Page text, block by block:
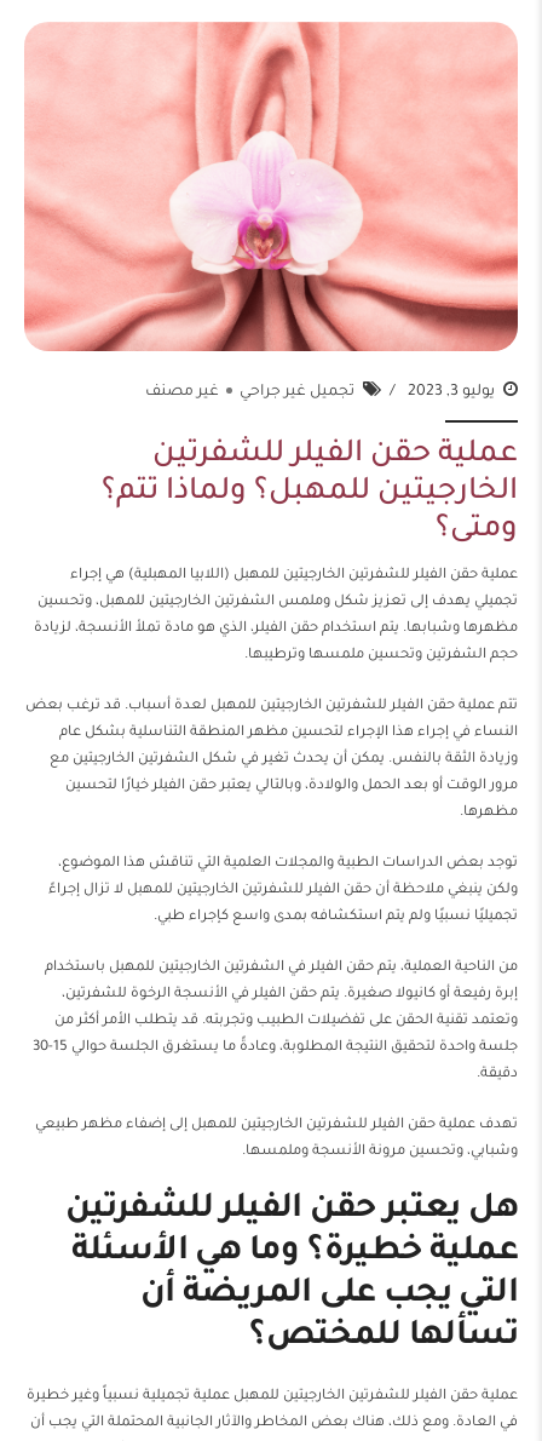
يوليو 3, 2023 تجميل غير جراحي غير مصنف
عملية حقن الفيلر للشفرتين
الخارجيتين للمهبل؟ ولماذا تتم؟
ومتى؟
عملية حقن الفيلر للشفرتين الخارجيتين للمهبل (اللابيا المهبلية) هي إجراء
تجميلي يهدف إلى تعزيز شكل وملمس الشفرتين الخارجيتين للمهبل، وتحسين
مظهرها وشبابها. يتم استخدام حقن الفيلر، الذي هو مادة تملأ الأنسجة، لزيادة
حجم الشفرتين وتحسين ملمسها وترطيبها.
تتم عملية حقن الفيلر للشفرتين الخارجيتين للمهبل لعدة أسباب. قد ترغب بعض
النساء في إجراء هذا الإجراء لتحسين مظهر المنطقة التناسلية بشكل عام
وزيادة الثقة بالنفس. يمكن أن يحدث تغير في شكل الشفرتين الخارجيتين مع
مرور الوقت أو بعد الحمل والولادة، وبالتالي يعتبر حقن الفيلر خيارًا لتحسين
مظهرها.
توجد بعض الدراسات الطبية والمجلات العلمية التي تناقش هذا الموضوع،
ولكن ينبغي ملاحظة أن حقن الفيلر للشفرتين الخارجيتين للمهبل لا تزال إجراءً
تجميليًا نسبيًا ولم يتم استكشافه بمدى واسع كإجراء طبي.
من الناحية العملية، يتم حقن الفيلر في الشفرتين الخارجيتين للمهبل باستخدام
إبرة رفيعة أو كانيولا صغيرة. يتم حقن الفيلر في الأنسجة الرخوة للشفرتين،
وتعتمد تقنية الحقن على تفضيلات الطبيب وتجربته. قد يتطلب الأمر أكثر من
جلسة واحدة لتحقيق النتيجة المطلوبة، وعادةً ما يستغرق الجلسة حوالي 15-30
دقيقة.
تهدف عملية حقن الفيلر للشفرتين الخارجيتين للمهبل إلى إضفاء مظهر طبيعي
وشبابي، وتحسين مرونة الأنسجة وملمسها.
هل يعتبر حقن الفيلر للشفرتين
عملية خطيرة؟ وما هي الأسئلة
التي يجب على المريضة أن
تسألها للمختص؟
عملية حقن الفيلر للشفرتين الخارجيتين للمهبل عملية تجميلية نسبياً وغير خطيرة
في العادة. ومع ذلك، هناك بعض المخاطر والآثار الجانبية المحتملة التي يجب أن